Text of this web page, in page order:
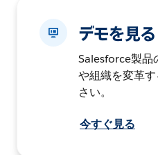
デモを見る
Salesforce製品
や組織を変革
さい。
今すぐ見る